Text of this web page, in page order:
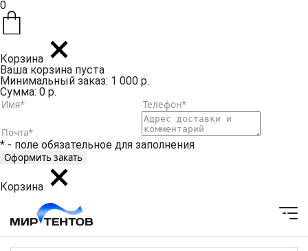
0
Корзина
Ваша корзина пуста
Минимальный заказ: 1 000 р.
Сумма: 0 р.
* - поле обязательное для заполнения
Корзина